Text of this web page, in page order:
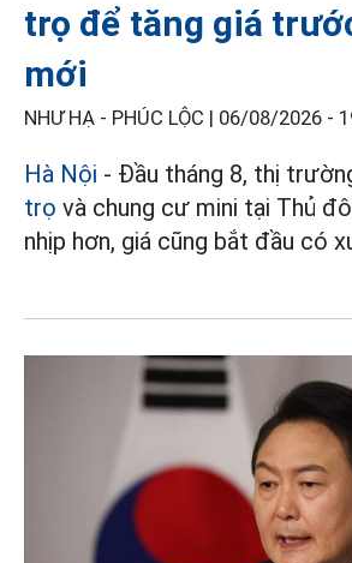
trọ để tăng giá
mới
NHƯ HẠ - PHÚC LỘC | 06/08/2026 -
Hà Nội - Đầu tháng 8, thị
trọ và chung cư mini tại Thủ
nhịp hơn, giá cũng bắt đầu có